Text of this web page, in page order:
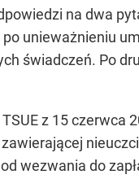
na dwa
unieważnieniu
świadczeń. Po
z 15
wezwania do